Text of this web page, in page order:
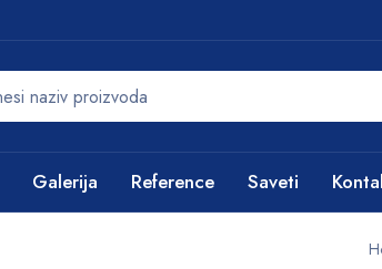
Galerija Reference Saveti